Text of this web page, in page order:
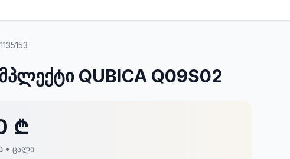
QUBICA Q09S02
₾
• ცალი